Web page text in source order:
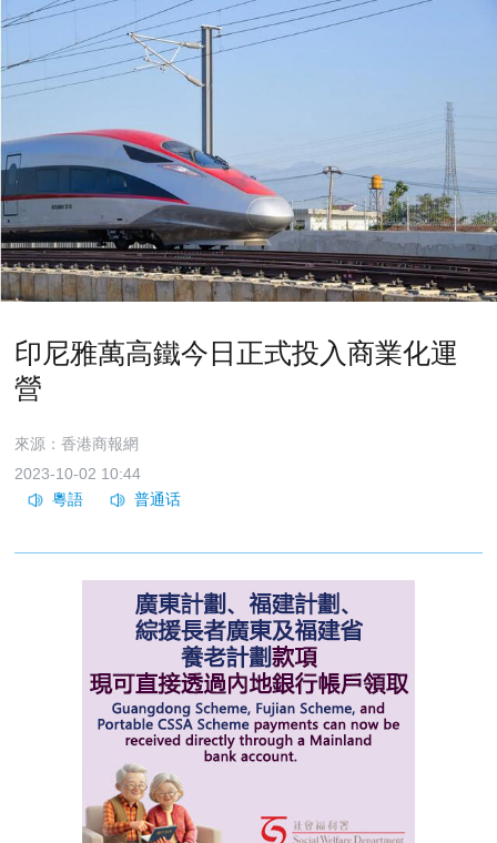
印尼雅萬高鐵今日正式投入商業化運
營
來源：香港商報網
2023-10-02 10:44